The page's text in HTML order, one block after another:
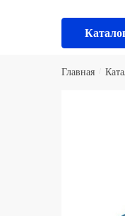
Главная